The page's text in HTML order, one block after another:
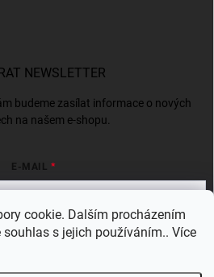
cookie. Dalším procházením
s jejich používáním.. Více
NEWSLETTER
budeme zasílat informace o nových
na našem e-shopu.
E-MAIL
s
Přihlásit se